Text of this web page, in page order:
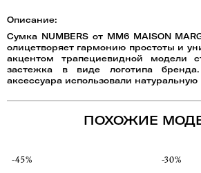
Описание:
Сумка NUMBERS от MM6 MAISON
олицетворяет гармонию простоты и
акцентом трапециевидной модели
застежка в виде логотипа
аксессуара использовали натуральную
ПОХОЖИЕ
-45% -30%